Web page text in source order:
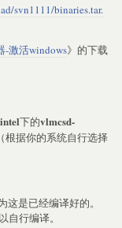
svn1111/binaries.tar.
-激活windows》的下载
下的vlmcsd-
（根据你的系统自行选择
是已经编译好的。
行编译。